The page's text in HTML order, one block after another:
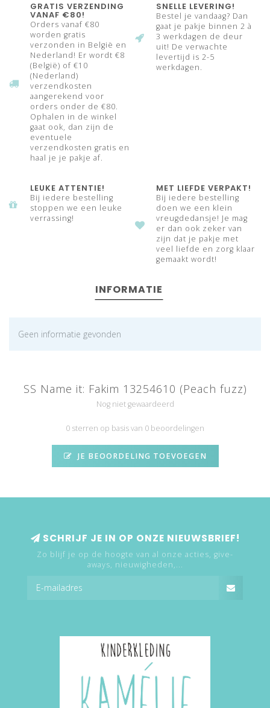
GRATIS VERZENDING
VANAF €80!
Orders vanaf €80
worden gratis
verzonden in België en
Nederland! Er wordt €8
(België) of €10
(Nederland)
verzendkosten
aangerekend voor
orders onder de €80.
Ophalen in de winkel
gaat ook, dan zijn de
eventuele
verzendkosten gratis en
haal je je pakje af.
SNELLE LEVERING!
Bestel je vandaag? Dan
gaat je pakje binnen 2 à
3 werkdagen de deur
uit! De verwachte
levertijd is 2-5
werkdagen.
LEUKE ATTENTIE!
Bij iedere bestelling
stoppen we een leuke
verrassing!
MET LIEFDE VERPAKT!
Bij iedere bestelling
doen we een klein
vreugdedansje! Je mag
er dan ook zeker van
zijn dat je pakje met
veel liefde en zorg klaar
gemaakt wordt!
INFORMATIE
Geen informatie gevonden
SS Name it: Fakim 13254610 (Peach fuzz)
Nog niet gewaardeerd
0 sterren op basis van 0 beoordelingen
JE BEOORDELING TOEVOEGEN
SCHRIJF JE IN OP ONZE NIEUWSBRIEF!
Zo blijf je op de hoogte van al onze acties, give-
aways, nieuwigheden,...